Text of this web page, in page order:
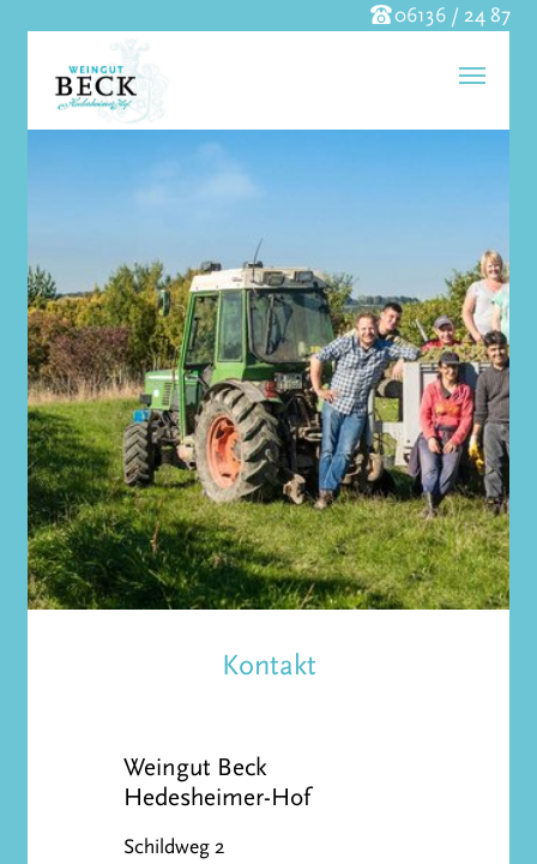
Skip to main content
06136 / 24 87
Kontakt
Weingut Beck
Hedesheimer-Hof
Schildweg 2